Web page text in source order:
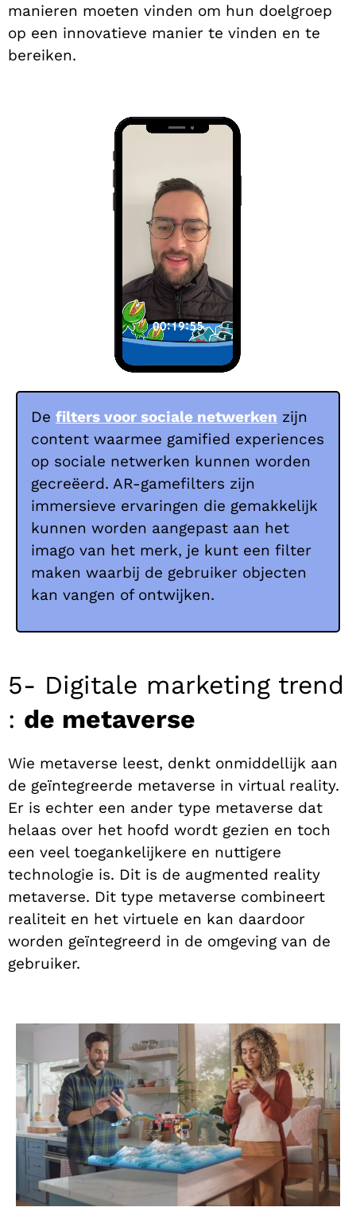
manieren moeten vinden om hun doelgroep
op een innovatieve manier te vinden en te
bereiken.
De filters voor sociale netwerken zijn
content waarmee gamified experiences
op sociale netwerken kunnen worden
gecreëerd. AR-gamefilters zijn
immersieve ervaringen die gemakkelijk
kunnen worden aangepast aan het
imago van het merk, je kunt een filter
maken waarbij de gebruiker objecten
kan vangen of ontwijken.
5- Digitale marketing trend
: de metaverse
Wie metaverse leest, denkt onmiddellijk aan
de geïntegreerde metaverse in virtual reality.
Er is echter een ander type metaverse dat
helaas over het hoofd wordt gezien en toch
een veel toegankelijkere en nuttigere
technologie is. Dit is de augmented reality
metaverse. Dit type metaverse combineert
realiteit en het virtuele en kan daardoor
worden geïntegreerd in de omgeving van de
gebruiker.